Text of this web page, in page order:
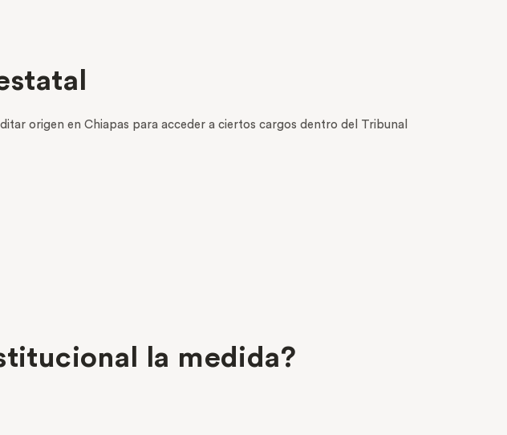
origen en Chiapas para acceder a ciertos cargos dentro del Tribunal
la medida?